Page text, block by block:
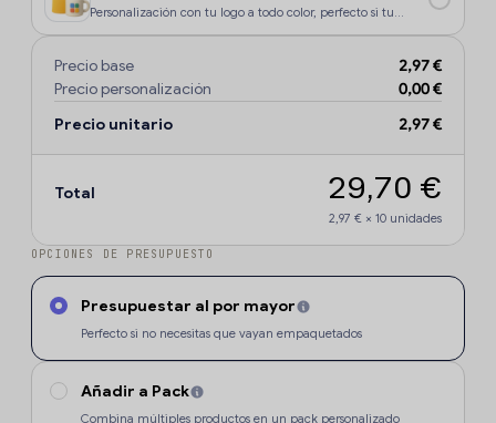
Personalización con tu logo a todo color, perfecto si tu
Precio base
2,97 €
Precio personalización
0,00 €
Precio unitario
2,97 €
Total 29,70 €
2,97 € × 10 unidades
OPCIONES DE PRESUPUESTO
Presupuestar al por mayor
Perfecto si no necesitas que vayan empaquetados
Añadir a Pack
Combina múltiples productos en un pack personalizado